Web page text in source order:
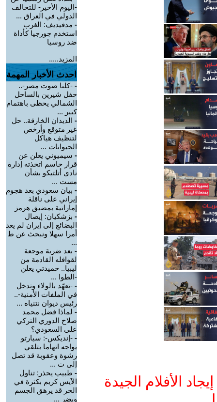
الأفلام الجيدة
-اليوم الأخير- للتحالف
الدولي في العراق ...
- مدفيديف: الغرب
استخدم جورجيا كأداة
ضد روسيا
المزيد.....
احدث الأخبار المهمة
- -كلنا صوت مصر-..
حفل شيرين بالساحل
الشمالي يحظى باهتمام
كبير ...
- الديدان الخارقة.. حل
غير متوقع وأرخص
لتنظيف هياكل
الحيوانات ...
- سيميوني يعلن عن
قرار حاسم اتخذته إدارة
نادي أتلتيكو بشأن
مست ...
- بيان سعودي بعد هجوم
إيراني على ناقلة
إماراتية بمضيق هرمز
- بزشكيان: إيصال
البضائع إلى إيران لم يعد
أمرا سهلا ونبحث عن ط
...
- بعد ضربة موجعة
لقوافله القادمة من
ليبيا.. حميدتي يعلن
-الطوا ...
- -تعهّد بالولاء وتدخل
في الملفات الأمنية-..
رئيس ديوان نتنياه ...
- لماذا فضل محمد
صلاح الدوري التركي
على السعودي؟
- -إنديكس-: سيارتو
يواجه اتهاما بتلقي
رشوة وعقوبة قد تصل
إلى ث ...
- طبيب يحذر: تناول
الآيس كريم بكثرة في
الحر قد يرهق الجسم
ويضر ...